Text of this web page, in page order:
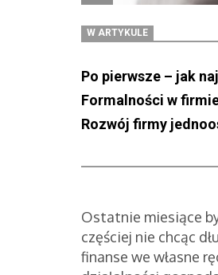
W ARTYKULE
Po pierwsze – jak
Formalności w
Rozwój firmy
Ostatnie miesiące
częściej nie chcąc
finanse we własne